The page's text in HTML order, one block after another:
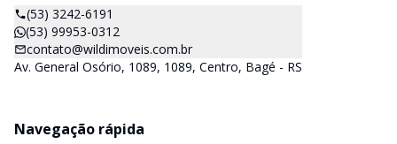
(53) 3242-6191
(53) 99953-0312
contato@wildimoveis.com.br
Av. General Osório, 1089, 1089, Centro, Bagé - RS
Navegação rápida